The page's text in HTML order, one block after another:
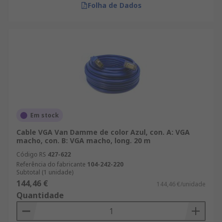
Folha de Dados
Em stock
Cable VGA Van Damme de color Azul, con. A: VGA
macho, con. B: VGA macho, long. 20 m
Código RS 427-622
Referência do fabricante 104-242-220
Subtotal (1 unidade)
144,46 € 144,46 €/unidade
Quantidade